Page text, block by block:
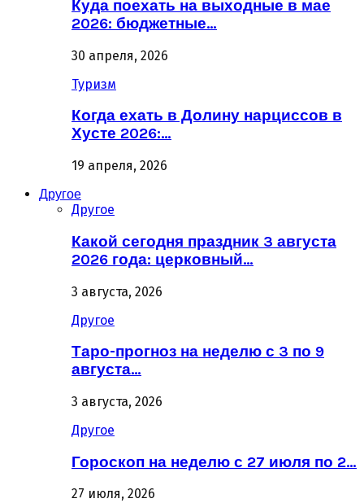
Куда поехать на выходные в мае
2026: бюджетные…
30 апреля, 2026
Туризм
Когда ехать в Долину нарциссов в
Хусте 2026:…
19 апреля, 2026
Другое
Другое
Какой сегодня праздник 3 августа
2026 года: церковный…
3 августа, 2026
Другое
Таро-прогноз на неделю с 3 по 9
августа…
3 августа, 2026
Другое
Гороскоп на неделю с 27 июля по 2…
27 июля, 2026